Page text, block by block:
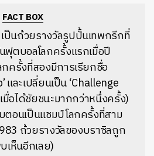
FACT BOX
ป็นถ้วยรางวัลรูปปั้นเทพกรีกที่
ฟุตบอลโลกครั้งแรกเมื่อปี
ครั้งที่สองมีการเรียกชื่อ
และเปลี่ยนเป็น ‘Challenge
มื่อได้ชัยชนะมากกว่าหนึ่งครั้ง)
ตอนเป็นแชมป์โลกครั้งที่สาม
ถ้วยรางวัลของบราซิลถูก
เห็นอีกเลย)